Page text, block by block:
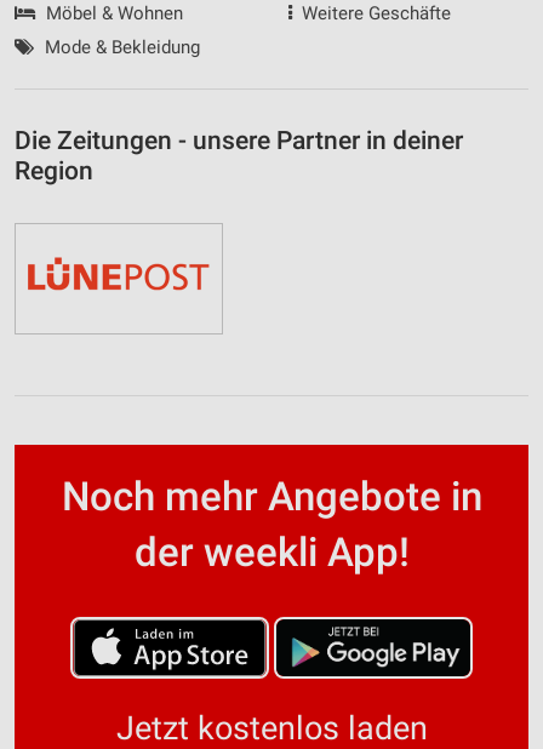
Möbel & Wohnen
Mode & Bekleidung
Weitere Geschäfte
Die Zeitungen - unsere Partner in deiner
Region
Noch mehr Angebote in
der weekli App!
Jetzt kostenlos laden